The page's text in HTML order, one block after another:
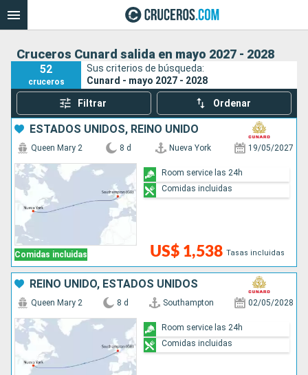
Cruceros Cunard salida en mayo 2027 - 2028
52
cruceros
Sus criterios de búsqueda:
Cunard - mayo 2027 - 2028
Filtrar Ordenar
ESTADOS UNIDOS, REINO UNIDO
Comidas incluidas
Queen Mary 2 8 d Nueva York 19/05/2027
US$ 1,538 Tasas incluidas
Room service las 24h
Comidas incluidas
REINO UNIDO, ESTADOS UNIDOS
Queen Mary 2 8 d Southampton 02/05/2028
Room service las 24h
Comidas incluidas